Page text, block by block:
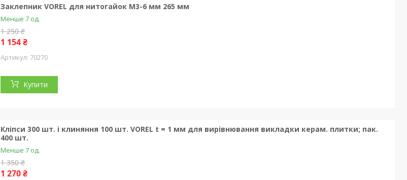
Заклепник VOREL для нитогайок М3-6 мм 265 мм
Менше 7 од.
1 250 ₴
1 154 ₴
70270
Купити
Кліпси 300 шт. і клиняння 100 шт. VOREL t = 1 мм для вирівнювання викладки керам. плитки; пак.
400 шт.
Менше 7 од.
1 350 ₴
1 270 ₴